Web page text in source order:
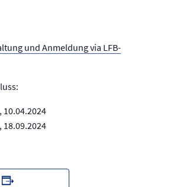
und Anmeldung via LFB-
10.04.2024
18.09.2024